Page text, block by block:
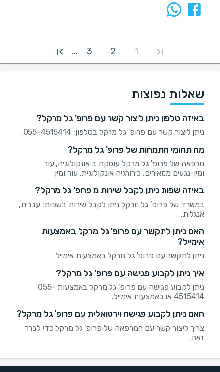
1
2
3
...
שאלות נפוצות
באיזה טלפון ניתן ליצור קשר עם פרופ' גל מרקל?
ניתן ליצור קשר עם פרופ' גל מרקל בטלפון: 055-4515414.
מה תחומי התמחות של פרופ' גל מרקל?
מרפאה של פרופ' גל מרקל עוסקת ב אונקולוגיה, עור
ומין-נגעים ממאירים, כירורגיה אונקולוגית, עור ומין.
באיזה שפות ניתן לקבל שירות מ פרופ' גל מרקל?
במשרד של פרופ' גל מרקל ניתן לקבל שירות בשפות: עברית,
אנגלית.
האם ניתן לתקשר עם פרופ' גל מרקל באמצעות
אימייל?
ניתן לתקשר עם פרופ' גל מרקל באמצעות אימייל.
איך ניתן לקבוע פגישה עם פרופ' גל מרקל?
ניתן לקבוע פגישה עם פרופ' גל מרקל באמצעות 055-
4515414 או באמצעות אימייל.
האם ניתן לקבוע פגישה וירטואלית עם פרופ' גל מרקל?
צריך ליצור קשר עם המרפאה של פרופ' גל מרקל כדי לברר
זאת.